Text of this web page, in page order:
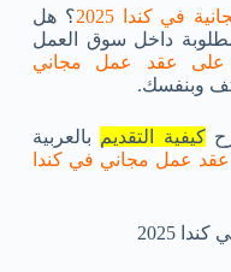
في كندا 2025
؟ هل
داخل سوق العمل
على عقد عمل مجاني
وبنفسك.
كيفية التقديم بالعربية